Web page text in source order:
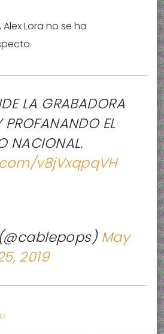
Lora no se ha
LA GRABADORA
PROFANANDO EL
NACIONAL.
v8jVxqpqVH
May
2019